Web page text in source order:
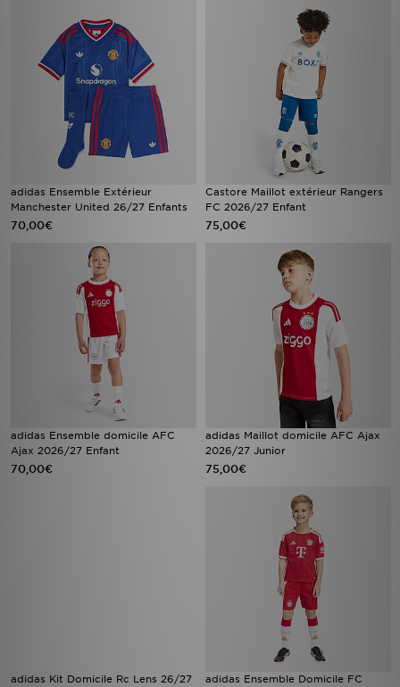
adidas Ensemble Extérieur
Manchester United 26/27 Enfants
70,00€
Castore Maillot extérieur Rangers
FC 2026/27 Enfant
75,00€
adidas Ensemble domicile AFC
Ajax 2026/27 Enfant
70,00€
adidas Maillot domicile AFC Ajax
2026/27 Junior
75,00€
adidas Kit Domicile Rc Lens 26/27
adidas Ensemble Domicile FC